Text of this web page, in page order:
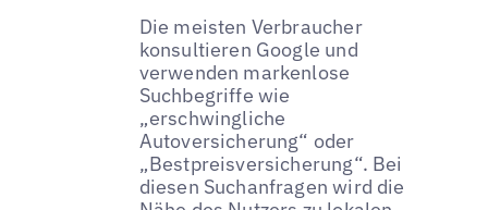
Die meisten Verbraucher
konsultieren Google und
verwenden markenlose
Suchbegriffe wie
„erschwingliche
Autoversicherung“ oder
„Bestpreisversicherung“. Bei
diesen Suchanfragen wird die